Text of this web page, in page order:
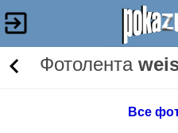
Фотолента
Все